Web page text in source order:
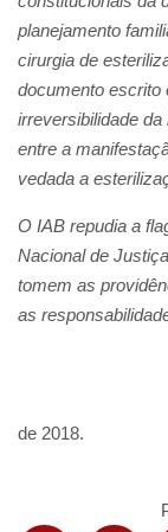
planejamento
cirurgia de
documento escrito
irreversibilidade
entre a
vedada a
O IAB repudia a
Nacional de
tomem as
as
Sala de
de 2018.